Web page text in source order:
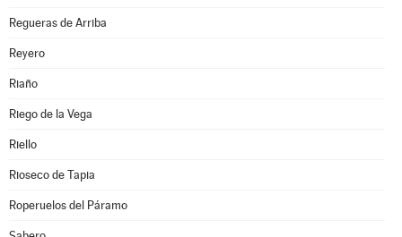
Regueras de Arriba
Reyero
Riaño
Riego de la Vega
Riello
Rioseco de Tapia
Roperuelos del Páramo